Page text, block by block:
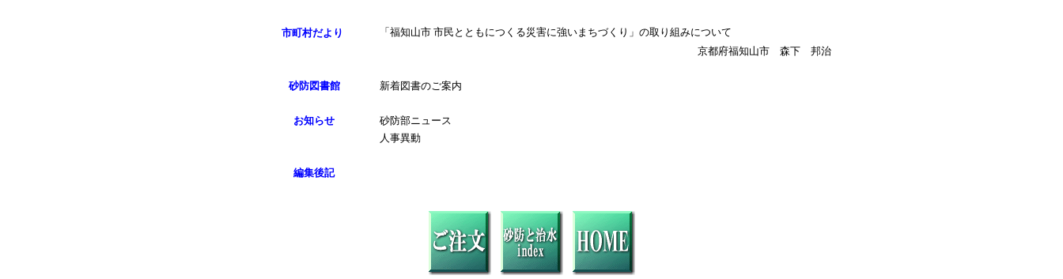
市町村だより
「福知山市 市民とともにつくる災害に強いまちづくり」の取り組みについて
京都府福知山市 森下 邦治
砂防図書館 新着図書のご案内
お知らせ
砂防部ニュース
人事異動
編集後記